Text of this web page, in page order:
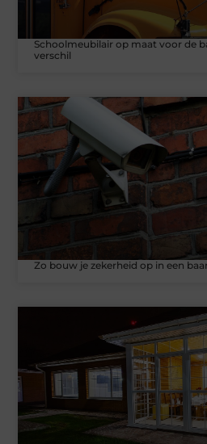
Schoolmeubilair op maat voor de
verschil
Zo bouw je zekerheid op in een